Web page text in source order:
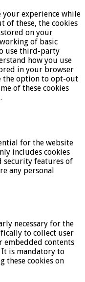
your experience while
of these, the cookies
stored on your
of basic
use third-party
how you use
in your browser
the option to opt-out
of these cookies
for the website
includes cookies
security features of
any personal
necessary for the
to collect user
embedded contents
It is mandatory to
these cookies on